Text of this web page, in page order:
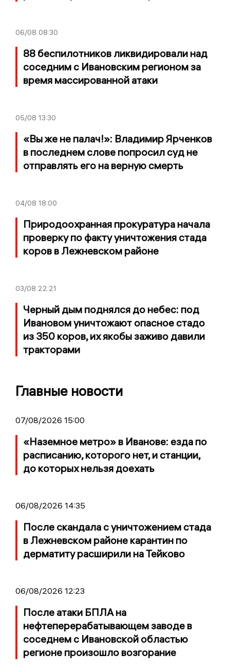
06/08 08:30
88 беспилотников ликвидировали над
соседним с Ивановским регионом за
время массированной атаки
05/08 13:30
«Вы же не палач!»: Владимир Ярченков
в последнем слове попросил суд не
отправлять его на верную смерть
04/08 18:00
Природоохранная прокуратура начала
проверку по факту уничтожения стада
коров в Лежневском районе
03/08 22:21
Черный дым поднялся до небес: под
Ивановом уничтожают опасное стадо
из 350 коров, их якобы заживо давили
тракторами
Главные новости
07/08/2026 15:00
«Наземное метро» в Иванове: езда по
расписанию, которого нет, и станции,
до которых нельзя доехать
06/08/2026 14:35
После скандала с уничтожением стада
в Лежневском районе карантин по
дерматиту расширили на Тейково
06/08/2026 12:23
После атаки БПЛА на
нефтеперерабатывающем заводе в
соседнем с Ивановской областью
регионе произошло возгорание